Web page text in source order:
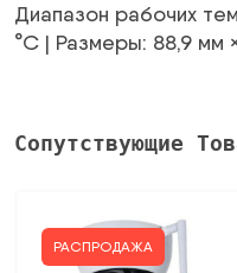
Диапазон рабочих
°C | Размеры: 88,9 мм
Сопутствующие
РАСПРОДАЖА